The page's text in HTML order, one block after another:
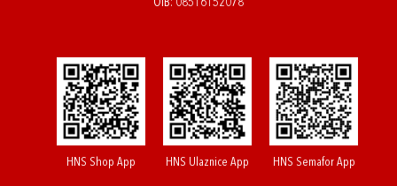
OIB: 08516152078
HNS Shop App HNS Ulaznice App HNS Semafor App